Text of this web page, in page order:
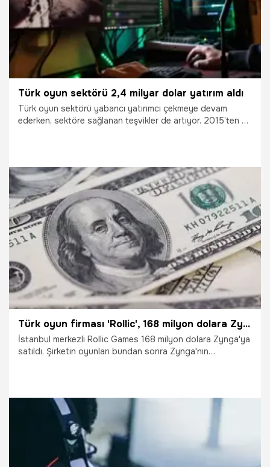
Türk oyun sektörü 2,4 milyar dolar yatırım aldı
Türk oyun sektörü yabancı yatırımcı çekmeye devam
ederken, sektöre sağlanan teşvikler de artıyor. 2015’ten bu
28.08.2020 Bilim ve Teknoloji
Türk oyun firması 'Rollic', 168 milyon dolara Zynga'ya satıldı!
İstanbul merkezli Rollic Games 168 milyon dolara Zynga'ya
satıldı. Şirketin oyunları bundan sonra Zynga'nın
pazarında başarı hikayeleri yazmaya devam ediyor."
ifadesine yer verdi.
Ekonomi